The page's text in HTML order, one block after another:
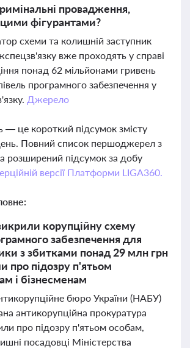
провадження,
цими фігурантами?
схеми та колишній заступник
вже проходять у справі
понад 62 мільйонами гривень
програмного забезпечення у
Джерело
— це короткий підсумок змісту
Повний список першоджерел з
розширений підсумок за добу
версії Платформи LIGA360.
корупційну схему
забезпечення для
з збитками понад 29 млн грн
про підозру п'ятьом
і бізнесменам
бюро України (НАБУ)
антикорупційна прокуратура
про підозру п'ятьом особам,
посадовці Міністерства